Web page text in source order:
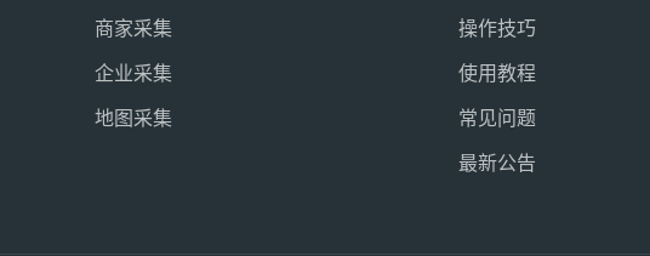
商家采集
企业采集
地图采集
操作技巧
使用教程
常见问题
最新公告